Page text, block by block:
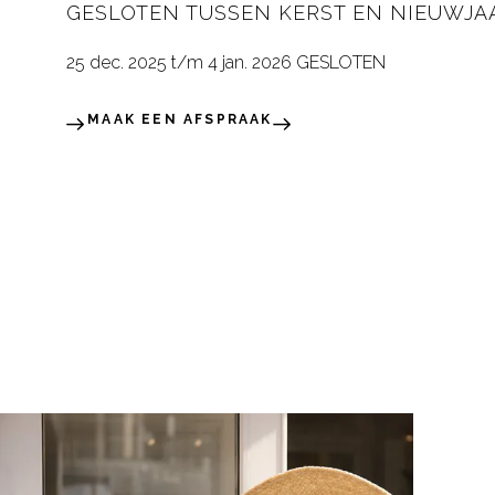
GESLOTEN TUSSEN KERST EN
25 dec. 2025 t/m 4 jan. 2026 GESLOTEN
MAAK EEN AFSPRAAK